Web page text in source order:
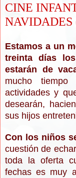
CINE
NAVIDADES
Estamos a un
treinta días
estarán de
mucho
actividades y
desearán,
sus hijos
Con los niños
cuestión de
toda la oferta
fechas es muy